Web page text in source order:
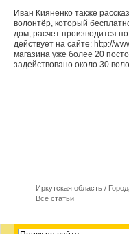
Иван Кияненко также
волонтёр, который
дом, расчет производится
действует на сайте: http://
магазина уже более 20
задействовано около 30
Иркутская область /
Все статьи